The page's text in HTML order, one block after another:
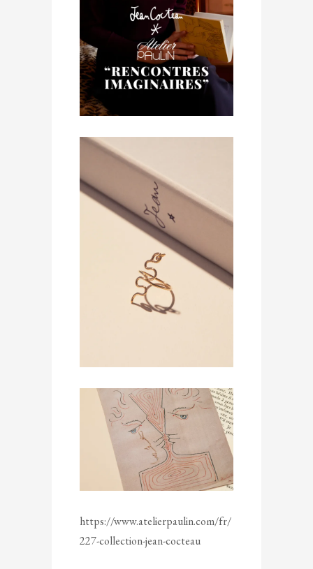
https://www.atelierpaulin.com/fr/
227-collection-jean-cocteau